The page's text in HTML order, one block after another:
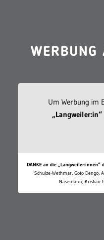
WERBUNG
Um Werbung im
„Langweiler:in“
DANKE an die „Langweiler:innen“
Schulze-Wethmar, Goto Dengo,
Nasemann, Kristian